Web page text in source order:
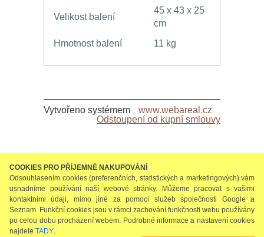
COOKIES PRO PŘÍJEMNÉ NAKUPOVÁNÍ
Odsouhlasením cookies (preferenčních, statistických a marketingových) vám
usnadníme používání naší webové stránky. Můžeme pracovat s vašimi
kontaktními údaji, mimo jiné za pomoci služeb společnosti Google a
Seznam. Funkční cookies jsou v rámci zachování funkčnosti webu používány
po celou dobu procházení webem. Podrobné informace a nastavení cookies
najdete TADY.
Velikost balení
45 x 43 x 25
cm
Hmotnost balení
11 kg
Vytvořeno systémem
www.webareal.cz
Odstoupení od kupní smlouvy